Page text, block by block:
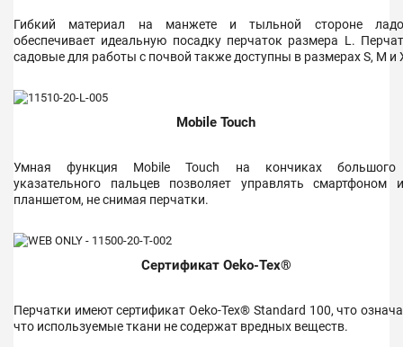
Гибкий материал на манжете и тыльной стороне
обеспечивает идеальную посадку перчаток размера L.
садовые для работы с почвой также доступны в размерах S, M и
Mobile Touch
Умная функция Mobile Touch на кончиках
указательного пальцев позволяет управлять смартфоном
планшетом, не снимая перчатки.
Сертификат Oeko-Tex®
Перчатки имеют сертификат Oeko-Tex® Standard 100, что
что используемые ткани не содержат вредных веществ.